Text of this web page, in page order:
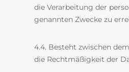
die Verarbeitung der
genannten Zwecke zu
4.4. Besteht zwischen
die Rechtmäßigkeit der